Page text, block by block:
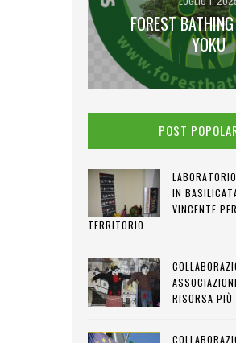
FOREST
YOKU
POST
IN
VINCENTE
TERRITORIO
RISORSA PIÙ